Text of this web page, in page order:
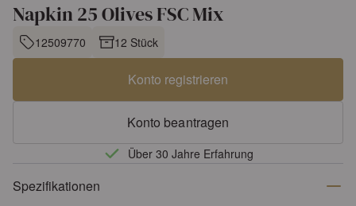
Napkin 25 Olives FSC Mix
12509770 12 Stück
Konto registrieren
Konto beantragen
Über 30 Jahre Erfahrung
Spezifikationen